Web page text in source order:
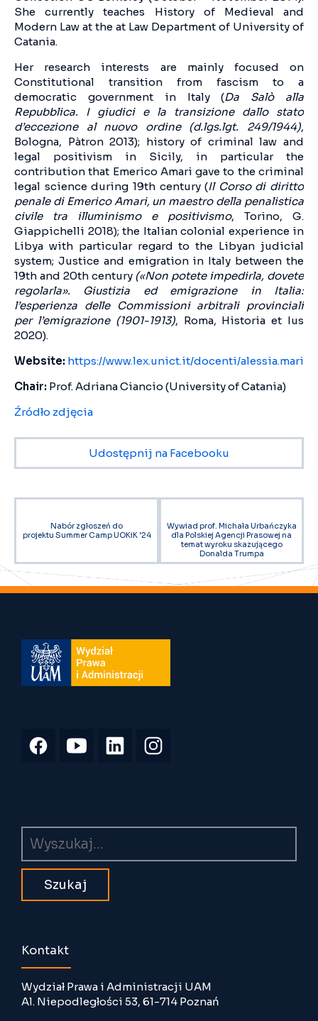
She currently teaches History of Medieval and
Modern Law at the at Law Department of University of
Catania.
Her research interests are mainly focused on
Constitutional transition from fascism to a
democratic government in Italy (Da Salò alla
Repubblica. I giudici e la transizione dallo stato
d’eccezione al nuovo ordine (d.lgs.lgt. 249/1944),
Bologna, Pàtron 2013); history of criminal law and
legal positivism in Sicily, in particular the
contribution that Emerico Amari gave to the criminal
legal science during 19th century (Il Corso di diritto
penale di Emerico Amari, un maestro della penalistica
civile tra illuminismo e positivismo, Torino, G.
Giappichelli 2018); the Italian colonial experience in
Libya with particular regard to the Libyan judicial
system; Justice and emigration in Italy between the
19th and 20th century («Non potete impedirla, dovete
regolarla». Giustizia ed emigrazione in Italia:
l’esperienza delle Commissioni arbitrali provinciali
per l’emigrazione (1901-1913), Roma, Historia et Ius
2020).
Website: https://www.lex.unict.it/docenti/
Chair: Prof. Adriana Ciancio (University of Catania)
Źródło zdjęcia
Udostępnij na Facebooku
Nabór zgłoszeń do
projektu Summer Camp UOKiK ’24
Wywiad prof. Michała Urbańczyka
dla Polskiej Agencji Prasowej na
temat wyroku skazującego
Donalda Trumpa
Wyszukiwarka
Kontakt
Wydział Prawa i Administracji UAM
Al. Niepodległości 53, 61-714 Poznań